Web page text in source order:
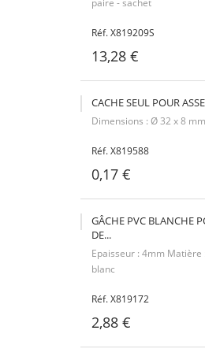
Réf. X819209S
13,28 €
CACHE SEUL POUR
Dimensions : Ø 32 x 8
Réf. X819588
0,17 €
GÂCHE PVC BLANCHE
DE...
Epaisseur : 4mm Matière
blanc
Réf. X819172
2,88 €